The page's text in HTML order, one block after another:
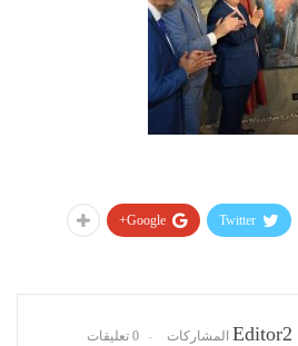
Twitter
Google+
Editor2 0 تعليقات